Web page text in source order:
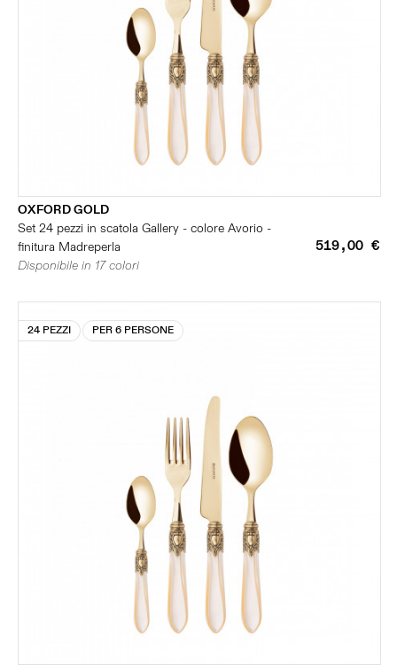
OXFORD GOLD
Set 24 pezzi in scatola Gallery - colore Avorio -
finitura Madreperla
519,00 €
Disponibile in 17 colori
24 PEZZI PER 6 PERSONE